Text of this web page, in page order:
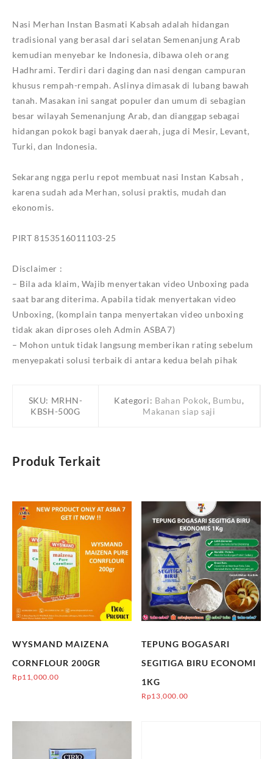
Nasi Merhan Instan Basmati Kabsah adalah hidangan
tradisional yang berasal dari selatan Semenanjung Arab
kemudian menyebar ke Indonesia, dibawa oleh orang
Hadhrami. Terdiri dari daging dan nasi dengan campuran
khusus rempah-rempah. Aslinya dimasak di lubang bawah
tanah. Masakan ini sangat populer dan umum di sebagian
besar wilayah Semenanjung Arab, dan dianggap sebagai
hidangan pokok bagi banyak daerah, juga di Mesir, Levant,
Turki, dan Indonesia.
Sekarang ngga perlu repot membuat nasi Instan Kabsah ,
karena sudah ada Merhan, solusi praktis, mudah dan
ekonomis.
PIRT 8153516011103-25
Disclaimer :
– Bila ada klaim, Wajib menyertakan video Unboxing pada
saat barang diterima. Apabila tidak menyertakan video
Unboxing, (komplain tanpa menyertakan video unboxing
tidak akan diproses oleh Admin ASBA7)
– Mohon untuk tidak langsung memberikan rating sebelum
menyepakati solusi terbaik di antara kedua belah pihak
SKU: MRHN-
KBSH-500G
Kategori: Bahan Pokok, Bumbu,
Makanan siap saji
Produk Terkait
WYSMAND MAIZENA
CORNFLOUR 200GR
Rp11,000.00
TEPUNG BOGASARI
SEGITIGA BIRU ECONOMI
1KG
Rp13,000.00